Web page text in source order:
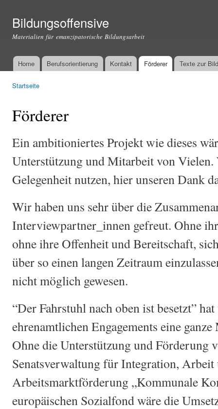
Bildungsoffensive
Materialien für emanzipatorische Bildungsarbeit
Hauptmenü
Home Berufsorientierung Kontakt Förderer Texte zur
Startseite
Förderer
Ein ambitioniertes Projekt wie dieses
Unterstützung und Mitarbeit von
Gelegenheit nutzen, hier unseren Dank
Wir haben uns sehr über die
Interviewpartner_innen gefreut. Ohne
ohne ihre Offenheit und Bereitschaft,
über so einen langen Zeitraum
nicht möglich gewesen.
“Der Fahrstuhl nach oben ist besetzt”
ehrenamtlichen Engagements eine
Ohne die Unterstützung und Förderung
Senatsverwaltung für Integration, Arbeit
Arbeitsmarktförderung „Kommunale
europäischen Sozialfond wäre die